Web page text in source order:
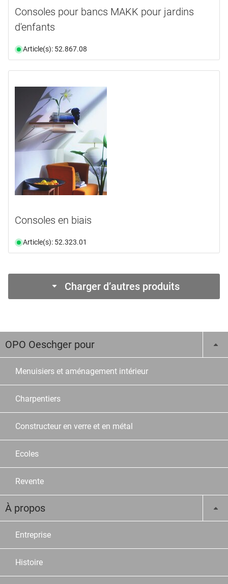
Consoles pour bancs MAKK pour jardins
d'enfants
Article(s): 52.867.08
Consoles en biais
Article(s): 52.323.01
Charger d’autres produits
OPO Oeschger pour
Menuisiers et aménagement intérieur
Charpentiers
Constructeur en verre et en métal
Ecoles
Revente
À propos
Entreprise
Histoire